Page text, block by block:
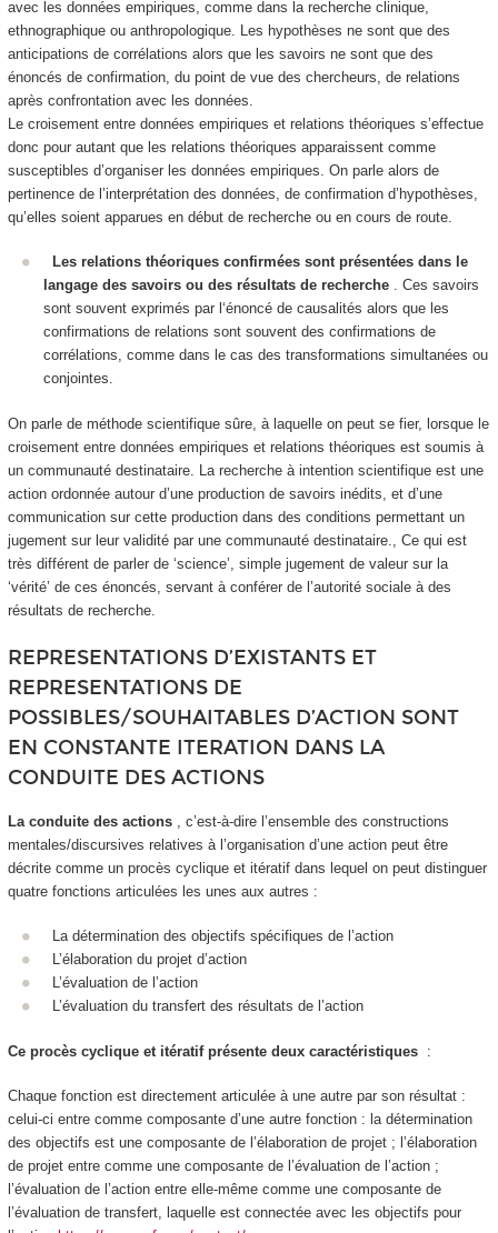
avec les données empiriques, comme dans la recherche clinique,
ethnographique ou anthropologique. Les hypothèses ne sont que des
anticipations de corrélations alors que les savoirs ne sont que des
énoncés de confirmation, du point de vue des chercheurs, de relations
après confrontation avec les données.
Le croisement entre données empiriques et relations théoriques s’effectue
donc pour autant que les relations théoriques apparaissent comme
susceptibles d’organiser les données empiriques . On parle alors de
pertinence de l’interprétation des données, de confirmation d’hypothèses,
qu’elles soient apparues en début de recherche ou en cours de route.
Les relations théoriques confirmées sont présentées dans le
langage des savoirs ou des résultats de recherche . Ces savoirs
sont souvent exprimés par l‘énoncé de causalités alors que les
confirmations de relations sont souvent des confirmations de
corrélations, comme dans le cas des transformations simultanées ou
conjointes.
On parle de méthode scientifique sûre, à laquelle on peut se fier, lorsque le
croisement entre données empiriques et relations théoriques est soumis à
un communauté destinataire. La recherche à intention scientifique est une
action ordonnée autour d’une production de savoirs inédits, et d’une
communication sur cette production dans des conditions permettant un
jugement sur leur validité par une communauté destinataire., Ce qui est
très différent de parler de ‘science’, simple jugement de valeur sur la
‘vérité’ de ces énoncés, servant à conférer de l’autorité sociale à des
résultats de recherche.
REPRESENTATIONS D’EXISTANTS ET
REPRESENTATIONS DE
POSSIBLES/SOUHAITABLES D’ACTION SONT
EN CONSTANTE ITERATION DANS LA
CONDUITE DES ACTIONS
La conduite des actions
, c’est-à-dire l’ensemble des constructions
mentales/discursives relatives à l’organisation d’une action peut être
décrite comme un procès cyclique et itératif dans lequel on peut distinguer
quatre fonctions articulées les unes aux autres :
La détermination des objectifs spécifiques de l’action
L’élaboration du projet d’action
L’évaluation de l’action
L’évaluation du transfert des résultats de l’action
Ce procès cyclique et itératif présente deux caractéristiques :
Chaque fonction est directement articulée à une autre par son résultat :
celui-ci entre comme composante d’une autre fonction : la détermination
des objectifs est une composante de l’élaboration de projet ; l’élaboration
de projet entre comme une composante de l’évaluation de l’action ;
l’évaluation de l’action entre elle-même comme une composante de
l’évaluation de transfert, laquelle est connectée avec les objectifs pour